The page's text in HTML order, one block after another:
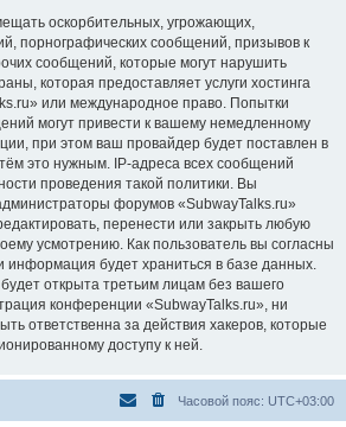
оскорбительных, угрожающих,
порнографических сообщений, призывов к
сообщений, которые могут нарушить
которая предоставляет услуги хостинга
или международное право. Попытки
могут привести к вашему немедленному
при этом ваш провайдер будет поставлен в
это нужным. IP-адреса всех сообщений
проведения такой политики. Вы
форумов «SubwayTalks.ru»
перенести или закрыть любую
усмотрению. Как пользователь вы согласны
информация будет храниться в базе данных.
открыта третьим лицам без вашего
конференции «SubwayTalks.ru», ни
ответственна за действия хакеров, которые
доступу к ней.
Часовой пояс: UTC+03:00